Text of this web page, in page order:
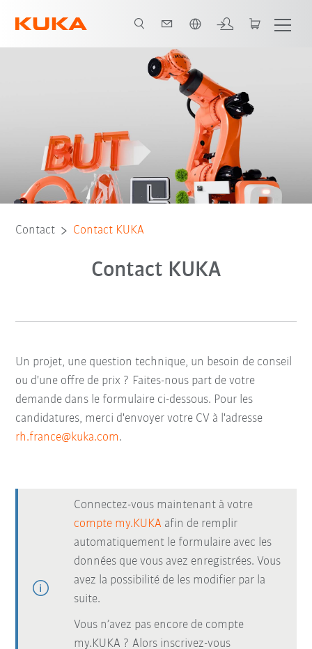
Contact Contact KUKA
Contact KUKA
Un projet, une question technique, un besoin de conseil
ou d'une offre de prix ? Faites-nous part de votre
demande dans le formulaire ci-dessous. Pour les
candidatures, merci d'envoyer votre CV à l'adresse
rh.france@kuka.com.
Connectez-vous maintenant à votre
compte my.KUKA afin de remplir
automatiquement le formulaire avec les
données que vous avez enregistrées. Vous
avez la possibilité de les modifier par la
suite.
Vous n’avez pas encore de compte
my.KUKA ? Alors inscrivez-vous